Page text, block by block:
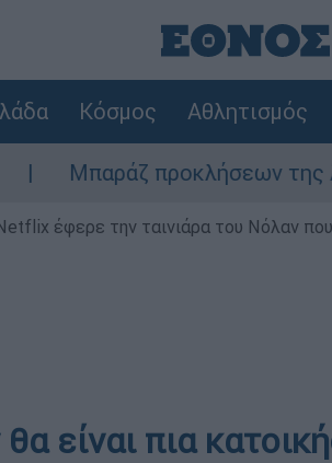
Κόσμος Αθλητισμός
Μπαράζ προκλήσεων της
έφερε την ταινιάρα του Νόλαν
είναι πια